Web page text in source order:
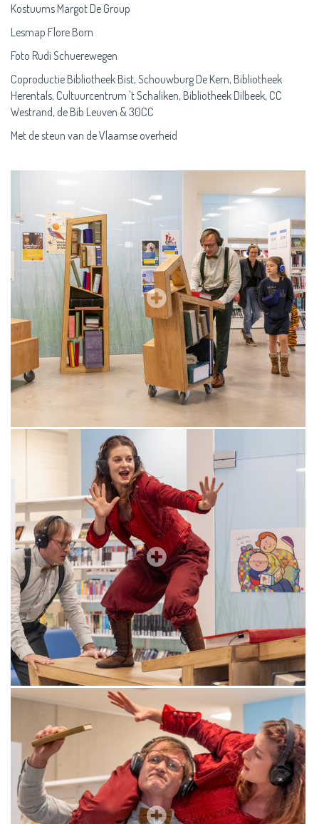
Kostuums Margot De Group
Lesmap Flore Born
Foto Rudi Schuerewegen
Coproductie Bibliotheek Bist, Schouwburg De Kern, Bibliotheek
Herentals, Cultuurcentrum 't Schaliken, Bibliotheek Dilbeek, CC
Westrand, de Bib Leuven & 30CC
Met de steun van de Vlaamse overheid